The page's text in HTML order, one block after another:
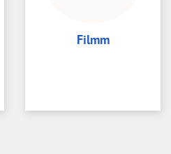
Filmm